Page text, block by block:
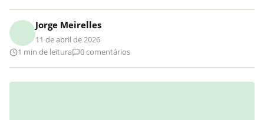
Jorge Meirelles
11 de abril de 2026
1 min de leitura
0 comentários